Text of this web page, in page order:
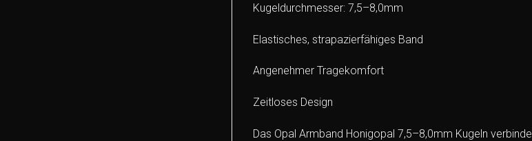
Kugeldurchmesser: 7,5–8,0mm
Elastisches, strapazierfähiges Band
Angenehmer Tragekomfort
Zeitloses Design
Das Opal Armband Honigopal 7,5–8,0mm Kugeln